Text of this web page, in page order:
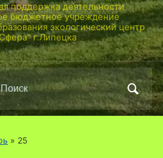
поддержка деятельности
бюджетное учреждение
экологический центр
г.Липецка
» 25